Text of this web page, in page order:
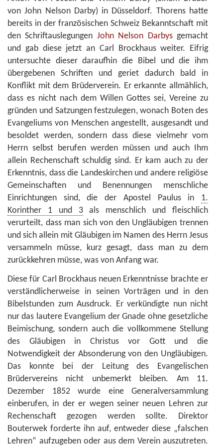
von John Nelson Darby) in Düsseldorf. Thorens hatte
bereits in der französischen Schweiz Bekanntschaft mit
den Schriftauslegungen John Nelson Darbysgemacht
und gab diese jetzt an Carl Brockhaus weiter. Eifrig
untersuchte dieser daraufhin die Bibel und die ihm
übergebenen Schriften und geriet dadurch bald in
Konflikt mit dem Brüderverein. Er erkannte allmählich,
dass es nicht nach dem Willen Gottes sei, Vereine zu
gründen und Satzungen festzulegen, wonach Boten des
Evangeliums von Menschen angestellt, ausgesandt und
besoldet werden, sondern dass diese vielmehr vom
Herrn selbst berufen werden müssen und auch Ihm
allein Rechenschaft schuldig sind. Er kam auch zu der
Erkenntnis, dass die Landeskirchen und andere religiöse
Gemeinschaften und Benennungen menschliche
Einrichtungen sind, die der Apostel Paulus in 1.
Korinther 1 und 3als menschlich und fleischlich
verurteilt, dass man sich von den Ungläubigen trennen
und sich allein mit Gläubigen im Namen des Herrn Jesus
versammeln müsse, kurz gesagt, dass man zu dem
zurückkehren müsse, was von Anfang war.
Diese für Carl Brockhaus neuen Erkenntnisse brachte er
verständlicherweise in seinen Vorträgen und in den
Bibelstunden zum Ausdruck. Er verkündigte nun nicht
nur das lautere Evangelium der Gnade ohne gesetzliche
Beimischung, sondern auch die vollkommene Stellung
des Gläubigen in Christus vor Gott und die
Notwendigkeit der Absonderung von den Ungläubigen.
Das konnte bei der Leitung des Evangelischen
Brüdervereins nicht unbemerkt bleiben. Am 11.
Dezember 1852 wurde eine Generalversammlung
einberufen, in der er wegen seiner neuen Lehren zur
Rechenschaft gezogen werden sollte. Direktor
Bouterwek forderte ihn auf, entweder diese „falschen
Lehren“ aufzugeben oder aus dem Verein auszutreten.